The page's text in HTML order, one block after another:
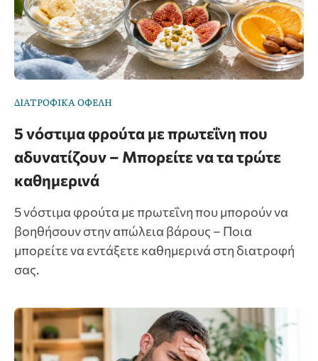
ΔΙΑΤΡΟΦΙΚΑ ΟΦΕΛΗ
5 νόστιμα φρούτα με πρωτεΐνη που
αδυνατίζουν – Μπορείτε να τα τρώτε
καθημερινά
5 νόστιμα φρούτα με πρωτεΐνη που μπορούν να
βοηθήσουν στην απώλεια βάρους – Ποια
μπορείτε να εντάξετε καθημερινά στη διατροφή
σας.